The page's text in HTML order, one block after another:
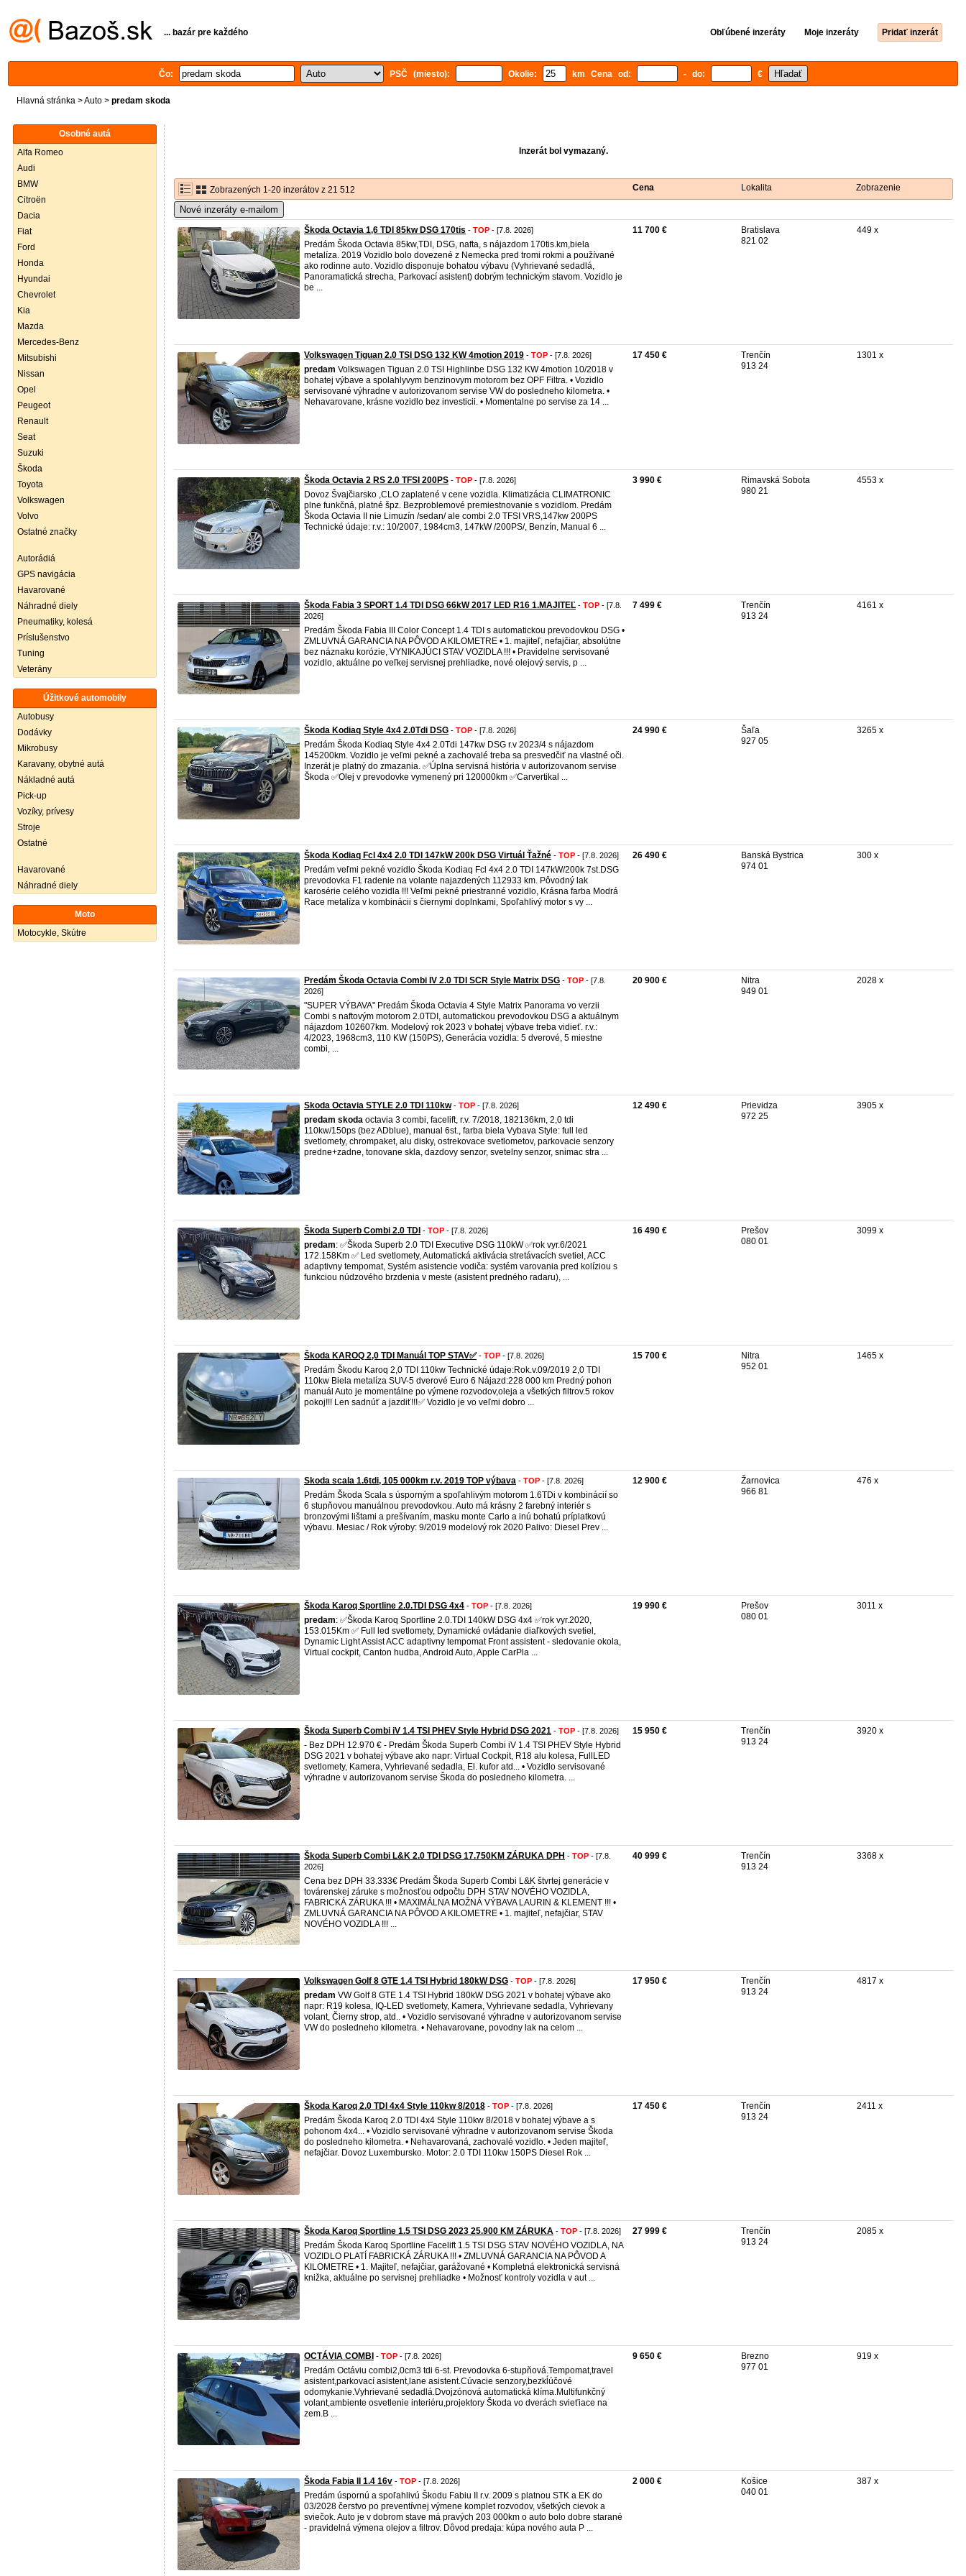
... bazár pre každého Obľúbené inzeráty Moje inzeráty Pridať inzerát
Čo: PSČ (miesto): Okolie: km Cena od: - do: €
Hlavná stránka >Auto > predam skoda
Osobné autá
Alfa Romeo
Audi
BMW
Citroën
Dacia
Fiat
Ford
Honda
Hyundai
Chevrolet
Kia
Mazda
Mercedes-Benz
Mitsubishi
Nissan
Opel
Peugeot
Renault
Seat
Suzuki
Škoda
Toyota
Volkswagen
Volvo
Ostatné značky
Autorádiá
GPS navigácia
Havarované
Náhradné diely
Pneumatiky, kolesá
Príslušenstvo
Tuning
Veterány
Úžitkové automobily
Autobusy
Dodávky
Mikrobusy
Karavany, obytné autá
Nákladné autá
Pick-up
Vozíky, prívesy
Stroje
Ostatné
Havarované
Náhradné diely
Moto
Motocykle, Skútre
Inzerát bol vymazaný.
Zobrazených 1-20 inzerátov z 21 512 Cena Lokalita Zobrazenie
Nové inzeráty e-mailom
Škoda Octavia 1,6 TDI 85kw DSG 170tis - TOP - [7.8. 2026]
Predám Škoda Octavia 85kw,TDI, DSG, nafta, s nájazdom 170tis.km,biela
metalíza. 2019 Vozidlo bolo dovezené z Nemecka pred tromi rokmi a používané
ako rodinne auto. Vozidlo disponuje bohatou výbavu (Vyhrievané sedadlá,
Panoramatická strecha, Parkovací asistent) dobrým technickým stavom. Vozidlo je
be ...
11 700 €
Bratislava
821 02
449 x
Volkswagen Tiguan 2.0 TSI DSG 132 KW 4motion 2019 - TOP - [7.8. 2026]
predam Volkswagen Tiguan 2.0 TSI Highlinbe DSG 132 KW 4motion 10/2018 v
bohatej výbave a spolahlyvym benzinovym motorom bez OPF Filtra. • Vozidlo
servisované výhradne v autorizovanom servise VW do posledneho kilometra. •
Nehavarovane, krásne vozidlo bez investicii. • Momentalne po servise za 14 ...
17 450 €
Trenčín
913 24
1301 x
Škoda Octavia 2 RS 2.0 TFSI 200PS - TOP - [7.8. 2026]
Dovoz Švajčiarsko ,CLO zaplatené v cene vozidla. Klimatizácia CLIMATRONIC
plne funkčná, platné špz. Bezproblemové premiestnovanie s vozidlom. Predám
Škoda Octavia II nie Limuzín /sedan/ ale combi 2.0 TFSI VRS,147kw 200PS
Technické údaje: r.v.: 10/2007, 1984cm3, 147kW /200PS/, Benzín, Manual 6 ...
3 990 €
Rimavská Sobota
980 21
4553 x
Škoda Fabia 3 SPORT 1.4 TDI DSG 66kW 2017 LED R16 1.MAJITEĽ - TOP - [7.8.
2026]
Predám Škoda Fabia III Color Concept 1.4 TDI s automatickou prevodovkou DSG •
ZMLUVNÁ GARANCIA NA PÔVOD A KILOMETRE • 1. majiteľ, nefajčiar, absolútne
bez náznaku korózie, VYNIKAJÚCI STAV VOZIDLA !!! • Pravidelne servisované
vozidlo, aktuálne po veľkej servisnej prehliadke, nové olejový servis, p ...
7 499 €
Trenčín
913 24
4161 x
Škoda Kodiaq Style 4x4 2.0Tdi DSG - TOP - [7.8. 2026]
Predám Škoda Kodiaq Style 4x4 2.0Tdi 147kw DSG r.v 2023/4 s nájazdom
145200km. Vozidlo je veľmi pekné a zachovalé treba sa presvedčiť na vlastné oči.
Inzerát je platný do zmazania. ✅️Úplna servisná história v autorizovanom servise
Škoda ✅️Olej v prevodovke vymenený pri 120000km ✅️Carvertikal ...
24 990 €
Šaľa
927 05
3265 x
Škoda Kodiaq Fcl 4x4 2.0 TDI 147kW 200k DSG Virtuál Ťažné - TOP - [7.8. 2026]
Predám veľmi pekné vozidlo Škoda Kodiaq Fcl 4x4 2.0 TDI 147kW/200k 7st.DSG
prevodovka F1 radenie na volante najazdených 112933 km. Pôvodný lak
karosérie celého vozidla !!! Veľmi pekné priestranné vozidlo, Krásna farba Modrá
Race metalíza v kombinácii s čiernymi doplnkami, Spoľahlivý motor s vy ...
26 490 €
Banská Bystrica
974 01
300 x
Predám Škoda Octavia Combi IV 2.0 TDI SCR Style Matrix DSG - TOP - [7.8.
2026]
"SUPER VÝBAVA" Predám Škoda Octavia 4 Style Matrix Panorama vo verzii
Combi s naftovým motorom 2.0TDI, automatickou prevodovkou DSG a aktuálnym
nájazdom 102607km. Modelový rok 2023 v bohatej výbave treba vidieť. r.v.:
4/2023, 1968cm3, 110 KW (150PS), Generácia vozidla: 5 dverové, 5 miestne
combi, ...
20 900 €
Nitra
949 01
2028 x
Skoda Octavia STYLE 2.0 TDI 110kw- TOP - [7.8. 2026]
predam skoda octavia 3 combi, facelift, r.v. 7/2018, 182136km, 2,0 tdi
110kw/150ps (bez ADblue), manual 6st., farba biela Vybava Style: full led
svetlomety, chrompaket, alu disky, ostrekovace svetlometov, parkovacie senzory
predne+zadne, tonovane skla, dazdovy senzor, svetelny senzor, snimac stra ...
12 490 €
Prievidza
972 25
3905 x
Škoda Superb Combi 2.0 TDI - TOP - [7.8. 2026]
predam: ✅Škoda Superb 2.0 TDI Executive DSG 110kW ✅rok vyr.6/2021
172.158Km ✅ Led svetlomety, Automatická aktivácia stretávacích svetiel, ACC
adaptivny tempomat, Systém asistencie vodiča: systém varovania pred kolíziou s
funkciou núdzového brzdenia v meste (asistent predného radaru), ...
16 490 €
Prešov
080 01
3099 x
Škoda KAROQ 2,0 TDI Manuál TOP STAV✅️- TOP - [7.8. 2026]
Predám Škodu Karoq 2,0 TDI 110kw Technické údaje:Rok.v.09/2019 2,0 TDI
110kw Biela metalíza SUV-5 dverové Euro 6 Nájazd:228 000 km Predný pohon
manuál Auto je momentálne po výmene rozvodov,oleja a všetkých filtrov.5 rokov
pokoj!!! Len sadnúť a jazdiť!!!✅️ Vozidlo je vo veľmi dobro ...
15 700 €
Nitra
952 01
1465 x
Skoda scala 1.6tdi, 105 000km r.v. 2019 TOP výbava - TOP - [7.8. 2026]
Predám Škoda Scala s úsporným a spoľahlivým motorom 1.6TDi v kombinácií so
6 stupňovou manuálnou prevodovkou. Auto má krásny 2 farebný interiér s
bronzovými lištami a prešívaním, masku monte Carlo a inú bohatú príplatkovú
výbavu. Mesiac / Rok výroby: 9/2019 modelový rok 2020 Palivo: Diesel Prev ...
12 900 €
Žarnovica
966 81
476 x
Škoda Karoq Sportline 2.0.TDI DSG 4x4 - TOP - [7.8. 2026]
predam: ✅Škoda Karoq Sportline 2.0.TDI 140kW DSG 4x4 ✅rok vyr.2020,
153.015Km ✅ Full led svetlomety, Dynamické ovládanie diaľkových svetiel,
Dynamic Light Assist ACC adaptivny tempomat Front assistent - sledovanie okola,
Virtual cockpit, Canton hudba, Android Auto, Apple CarPla ...
19 990 €
Prešov
080 01
3011 x
Škoda Superb Combi iV 1.4 TSI PHEV Style Hybrid DSG 2021 - TOP - [7.8. 2026]
- Bez DPH 12.970 € - Predám Škoda Superb Combi iV 1.4 TSI PHEV Style Hybrid
DSG 2021 v bohatej výbave ako napr: Virtual Cockpit, R18 alu kolesa, FullLED
svetlomety, Kamera, Vyhrievané sedadla, El. kufor atd... • Vozidlo servisované
výhradne v autorizovanom servise Škoda do posledneho kilometra. ...
15 950 €
Trenčín
913 24
3920 x
Škoda Superb Combi L&K 2.0 TDI DSG 17.750KM ZÁRUKA DPH - TOP - [7.8.
2026]
Cena bez DPH 33.333€ Predám Škoda Superb Combi L&K štvrtej generácie v
továrenskej záruke s možnosťou odpočtu DPH STAV NOVÉHO VOZIDLA,
FABRICKÁ ZÁRUKA !!! • MAXIMÁLNA MOŽNÁ VÝBAVA LAURIN & KLEMENT !!! •
ZMLUVNÁ GARANCIA NA PÔVOD A KILOMETRE • 1. majiteľ, nefajčiar, STAV
NOVÉHO VOZIDLA !!! ...
40 999 €
Trenčín
913 24
3368 x
Volkswagen Golf 8 GTE 1.4 TSI Hybrid 180kW DSG - TOP - [7.8. 2026]
predam VW Golf 8 GTE 1.4 TSI Hybrid 180kW DSG 2021 v bohatej výbave ako
napr: R19 kolesa, IQ-LED svetlomety, Kamera, Vyhrievane sedadla, Vyhrievany
volant, Čierny strop, atd.. • Vozidlo servisované výhradne v autorizovanom servise
VW do posledneho kilometra. • Nehavarovane, povodny lak na celom ...
17 950 €
Trenčín
913 24
4817 x
Škoda Karoq 2.0 TDI 4x4 Style 110kw 8/2018 - TOP - [7.8. 2026]
Predám Škoda Karoq 2.0 TDI 4x4 Style 110kw 8/2018 v bohatej výbave a s
pohonom 4x4... • Vozidlo servisované výhradne v autorizovanom servise Škoda
do posledneho kilometra. • Nehavarovaná, zachovalé vozidlo. • Jeden majiteľ,
nefajčiar. Dovoz Luxembursko. Motor: 2.0 TDI 110kw 150PS Diesel Rok ...
17 450 €
Trenčín
913 24
2411 x
Škoda Karoq Sportline 1.5 TSI DSG 2023 25.900 KM ZÁRUKA - TOP - [7.8. 2026]
Predám Škoda Karoq Sportline Facelift 1.5 TSI DSG STAV NOVÉHO VOZIDLA, NA
VOZIDLO PLATÍ FABRICKÁ ZÁRUKA !!! • ZMLUVNÁ GARANCIA NA PÔVOD A
KILOMETRE • 1. Majiteľ, nefajčiar, garážované • Kompletná elektronická servisná
knižka, aktuálne po servisnej prehliadke • Možnosť kontroly vozidla v aut ...
27 999 €
Trenčín
913 24
2085 x
OCTÁVIA COMBI - TOP - [7.8. 2026]
Predám Octáviu combi2,0cm3 tdi 6-st. Prevodovka 6-stupňová.Tempomat,travel
asistent,parkovací asistent,lane asistent.Cúvacie senzory,bezkĺúčové
odomykanie.Vyhrievané sedadlá.Dvojzónová automatická klíma.Multifunkčný
volant,ambiente osvetlenie interiéru,projektory Škoda vo dverách svieťiace na
zem.B ...
9 650 €
Brezno
977 01
919 x
Škoda Fabia II 1.4 16v - TOP - [7.8. 2026]
Predám úspornú a spoľahlivú Škodu Fabiu II r.v. 2009 s platnou STK a EK do
03/2028 čerstvo po preventívnej výmene komplet rozvodov, všetkých cievok a
sviečok. Auto je v dobrom stave má pravých 203 000km o auto bolo dobre starané
- pravidelná výmena olejov a filtrov. Dôvod predaja: kúpa nového auta P ...
2 000 €
Košice
040 01
387 x